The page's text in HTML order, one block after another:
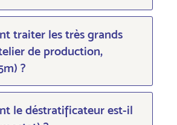
traiter les très grands
de production,
?
le déstratificateur est-il